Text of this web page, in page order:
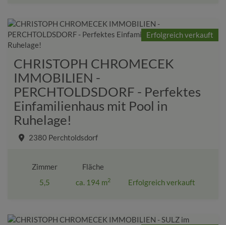
Erfolgreich verkauft
CHRISTOPH CHROMECEK
IMMOBILIEN -
PERCHTOLDSDORF - Perfektes
Einfamilienhaus mit Pool in
Ruhelage!
2380 Perchtoldsdorf
Zimmer
5,5
Fläche
ca. 194 m2 Erfolgreich verkauft